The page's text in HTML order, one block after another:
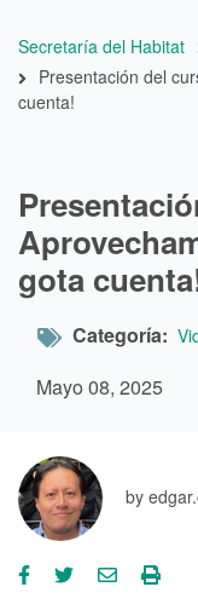
Ruta
de
navegación
Secretaría del Habitat
Presentación del
cuenta!
gota
Categoría
Mayo 08, 2025
by